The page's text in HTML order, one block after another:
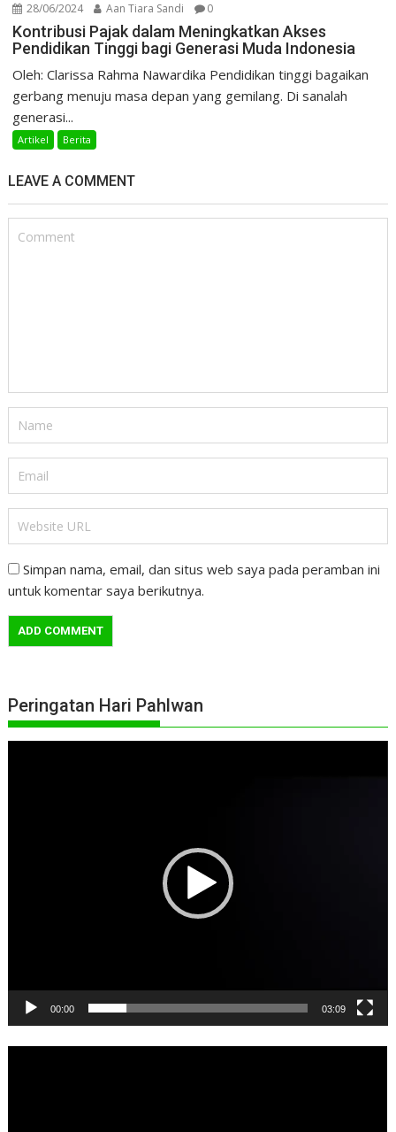
28/06/2024 Aan Tiara Sandi 0
Kontribusi Pajak dalam Meningkatkan Akses
Pendidikan Tinggi bagi Generasi Muda Indonesia
Oleh: Clarissa Rahma Nawardika Pendidikan tinggi bagaikan
gerbang menuju masa depan yang gemilang. Di sanalah
generasi...
Artikel Berita
LEAVE A COMMENT
Simpan nama, email, dan situs web saya pada peramban ini
untuk komentar saya berikutnya.
Peringatan Hari Pahlwan
00:00 03:09